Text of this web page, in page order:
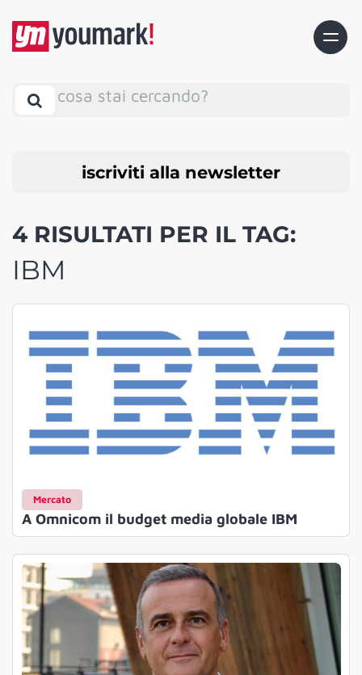
cosa stai cercando?
iscriviti alla newsletter
4 RISULTATI PER IL TAG:
IBM
Mercato
A Omnicom il budget media globale IBM